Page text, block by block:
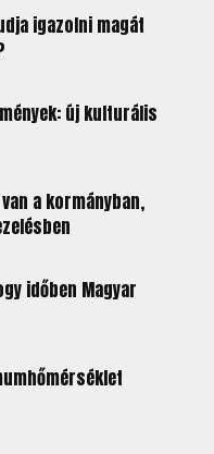
igazolni magát
új kulturális
a kormányban,
időben Magyar